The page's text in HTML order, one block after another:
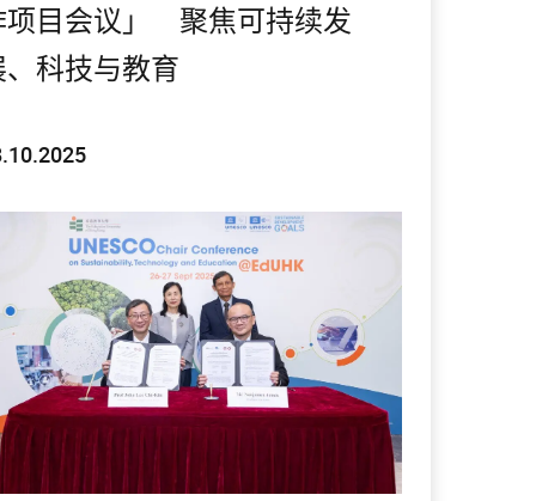
项目会议」 聚焦可持续发
科技与教育